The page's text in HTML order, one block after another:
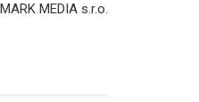
na
MEDIA s.r.o.